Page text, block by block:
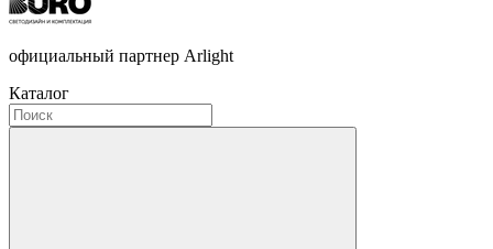
официальный партнер Arlight
Каталог